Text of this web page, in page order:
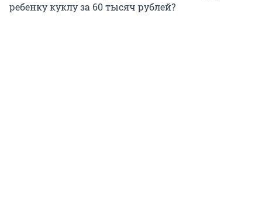
ребенку куклу за 60 тысяч рублей?